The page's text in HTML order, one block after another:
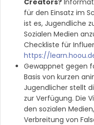
für den Einsatz im
ist es, Jugendliche
Sozialen Medien
Checkliste für
https://
Gewappnet gegen
Basis von kurzen
Jugendlicher stellt
zur Verfügung. Die
den sozialen
Verbreitung von